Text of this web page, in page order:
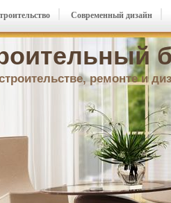
ремонте и
Современный дизайн